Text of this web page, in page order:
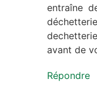
entraîne
avant de
Répondre